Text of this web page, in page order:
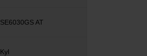
SE6030GS AT
Kyl